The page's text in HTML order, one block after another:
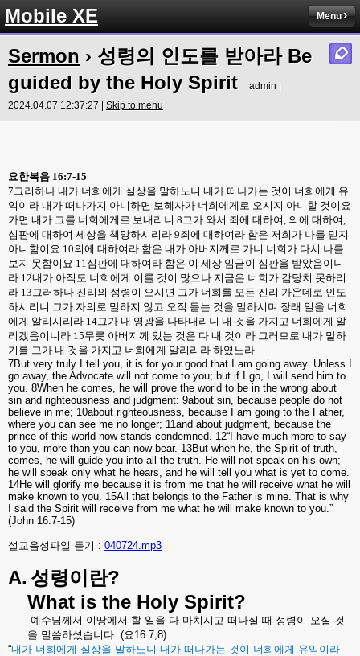
Mobile XE Menu
Sermon › 성령의 인도를 받아라 Be
guided by the Holy Spirit
admin |
2024.04.07 12:37:27 | Skip to menu
요한복음 16:7-15
7그러하나 내가 너희에게 실상을 말하노니 내가 떠나가는 것이 너희에게 유
익이라 내가 떠나가지 아니하면 보혜사가 너희에게로 오시지 아니할 것이요
가면 내가 그를 너희에게로 보내리니 8그가 와서 죄에 대하여, 의에 대하여,
심판에 대하여 세상을 책망하시리라 9죄에 대하여라 함은 저희가 나를 믿지
아니함이요 10의에 대하여라 함은 내가 아버지께로 가니 너희가 다시 나를
보지 못함이요 11심판에 대하여라 함은 이 세상 임금이 심판을 받았음이니
라 12내가 아직도 너희에게 이를 것이 많으나 지금은 너희가 감당치 못하리
라 13그러하나 진리의 성령이 오시면 그가 너희를 모든 진리 가운데로 인도
하시리니 그가 자의로 말하지 않고 오직 듣는 것을 말하시며 장래 일을 너희
에게 알리시리라 14그가 내 영광을 나타내리니 내 것을 가지고 너희에게 알
리겠음이니라 15무릇 아버지께 있는 것은 다 내 것이라 그러므로 내가 말하
기를 그가 내 것을 가지고 너희에게 알리리라 하였노라
7But very truly I tell you, it is for your good that I am going away. Unless I
go away, the Advocate will not come to you; but if I go, I will send him to
you. 8When he comes, he will prove the world to be in the wrong about
sin and righteousness and judgment: 9about sin, because people do not
believe in me; 10about righteousness, because I am going to the Father,
where you can see me no longer; 11and about judgment, because the
prince of this world now stands condemned. 12“I have much more to say
to you, more than you can now bear. 13But when he, the Spirit of truth,
comes, he will guide you into all the truth. He will not speak on his own;
he will speak only what he hears, and he will tell you what is yet to come.
14He will glorify me because it is from me that he will receive what he will
make known to you. 15All that belongs to the Father is mine. That is why
I said the Spirit will receive from me what he will make known to you.”
(John 16:7-15)
설교음성파일 듣기 : 040724.mp3
A. 성령이란?
What is the Holy Spirit?
예수님께서 이땅에서 할 일을 다 마치시고 떠나실 때 성령이 오실 것
을 말씀하셨습니다. (요16:7,8)
“내가 너희에게 실상을 말하노니 내가 떠나가는 것이 너희에게 유익이라